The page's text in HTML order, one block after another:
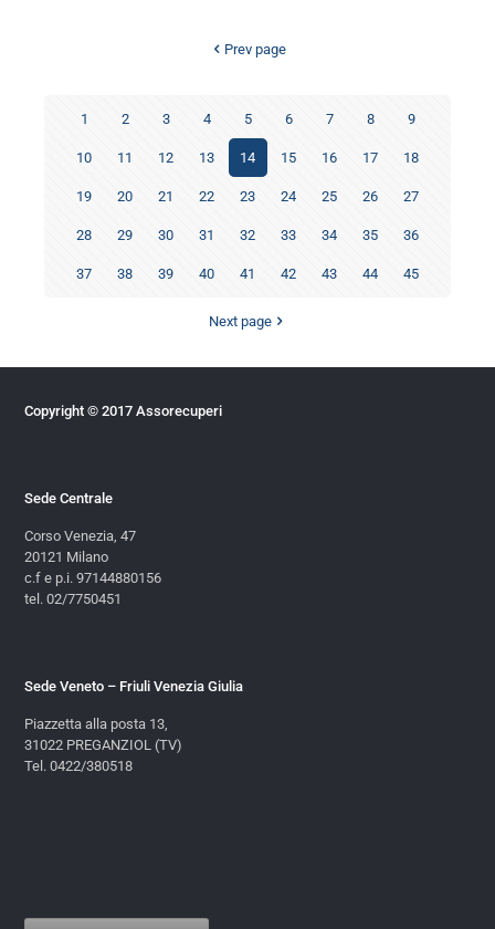
Prev page
1 2 3 4 5 6 7 8 9
10 11 12 13 14 15 16 17 18
19 20 21 22 23 24 25 26 27
28 29 30 31 32 33 34 35 36
37 38 39 40 41 42 43 44 45
Next page
Copyright © 2017 Assorecuperi
Sede Centrale
Corso Venezia, 47
20121 Milano
c.f e p.i. 97144880156
tel. 02/7750451
Sede Veneto – Friuli Venezia Giulia
Piazzetta alla posta 13,
31022 PREGANZIOL (TV)
Tel. 0422/380518